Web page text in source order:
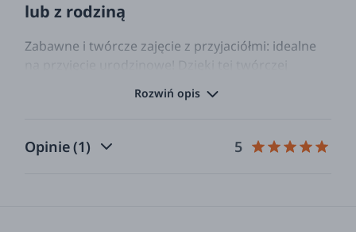
lub z rodziną
Zabawne i twórcze zajęcie z przyjaciółmi: idealne
na przyjęcie urodzinowe! Dzięki tej twórczej
swoich ulubionych superbohaterów lub
papierowych wystarczy ozdobić za pomocą 3
arkuszy fluorescencyjnych naklejek znajdujących
Rozwiń opis
Opinie(1) 5